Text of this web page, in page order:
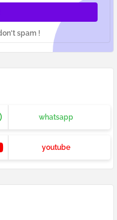
spam !
whatsapp
youtube